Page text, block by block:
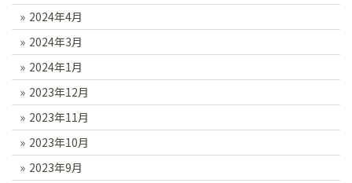
2024年4月
2024年3月
2024年1月
2023年12月
2023年11月
2023年10月
2023年9月